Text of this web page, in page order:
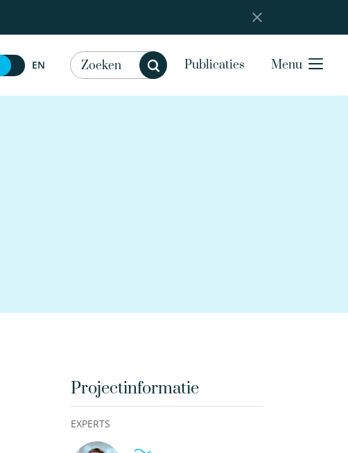
EN Publicaties Menu
Projectinformatie
EXPERTS